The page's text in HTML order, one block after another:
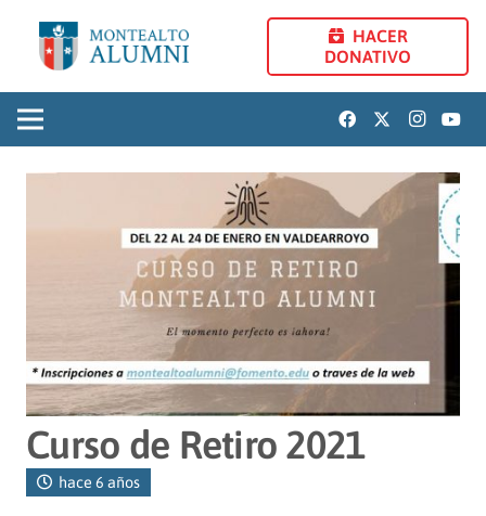
HACER
DONATIVO
Curso de Retiro 2021
hace 6 años